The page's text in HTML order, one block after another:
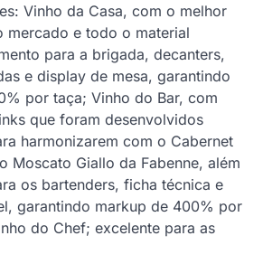
Vinho da Casa, com o melhor
mercado e todo o material
para a brigada, decanters,
e display de mesa, garantindo
por taça; Vinho do Bar, com
que foram desenvolvidos
harmonizarem com o Cabernet
Moscato Giallo da Fabenne, além
os bartenders, ficha técnica e
garantindo markup de 400% por
do Chef; excelente para as